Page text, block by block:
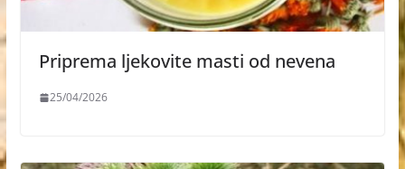
Priprema ljekovite masti od nevena
25/04/2026